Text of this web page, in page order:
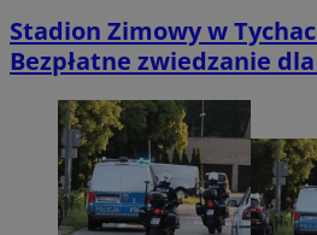
Stadion Zimowy w
Bezpłatne zwiedzanie